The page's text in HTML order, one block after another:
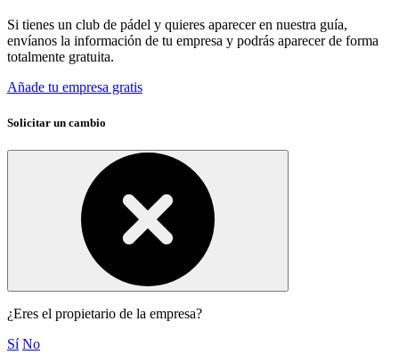
Si tienes un club de pádel y quieres aparecer en nuestra guía,
envíanos la información de tu empresa y podrás aparecer de forma
totalmente gratuita.
Añade tu empresa gratis
Solicitar un cambio
¿Eres el propietario de la empresa?
Sí No